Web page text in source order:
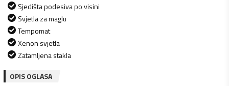
Sjedišta podesiva po visini
Svjetla za maglu
Tempomat
Xenon svjetla
Zatamljena stakla
OPIS OGLASA